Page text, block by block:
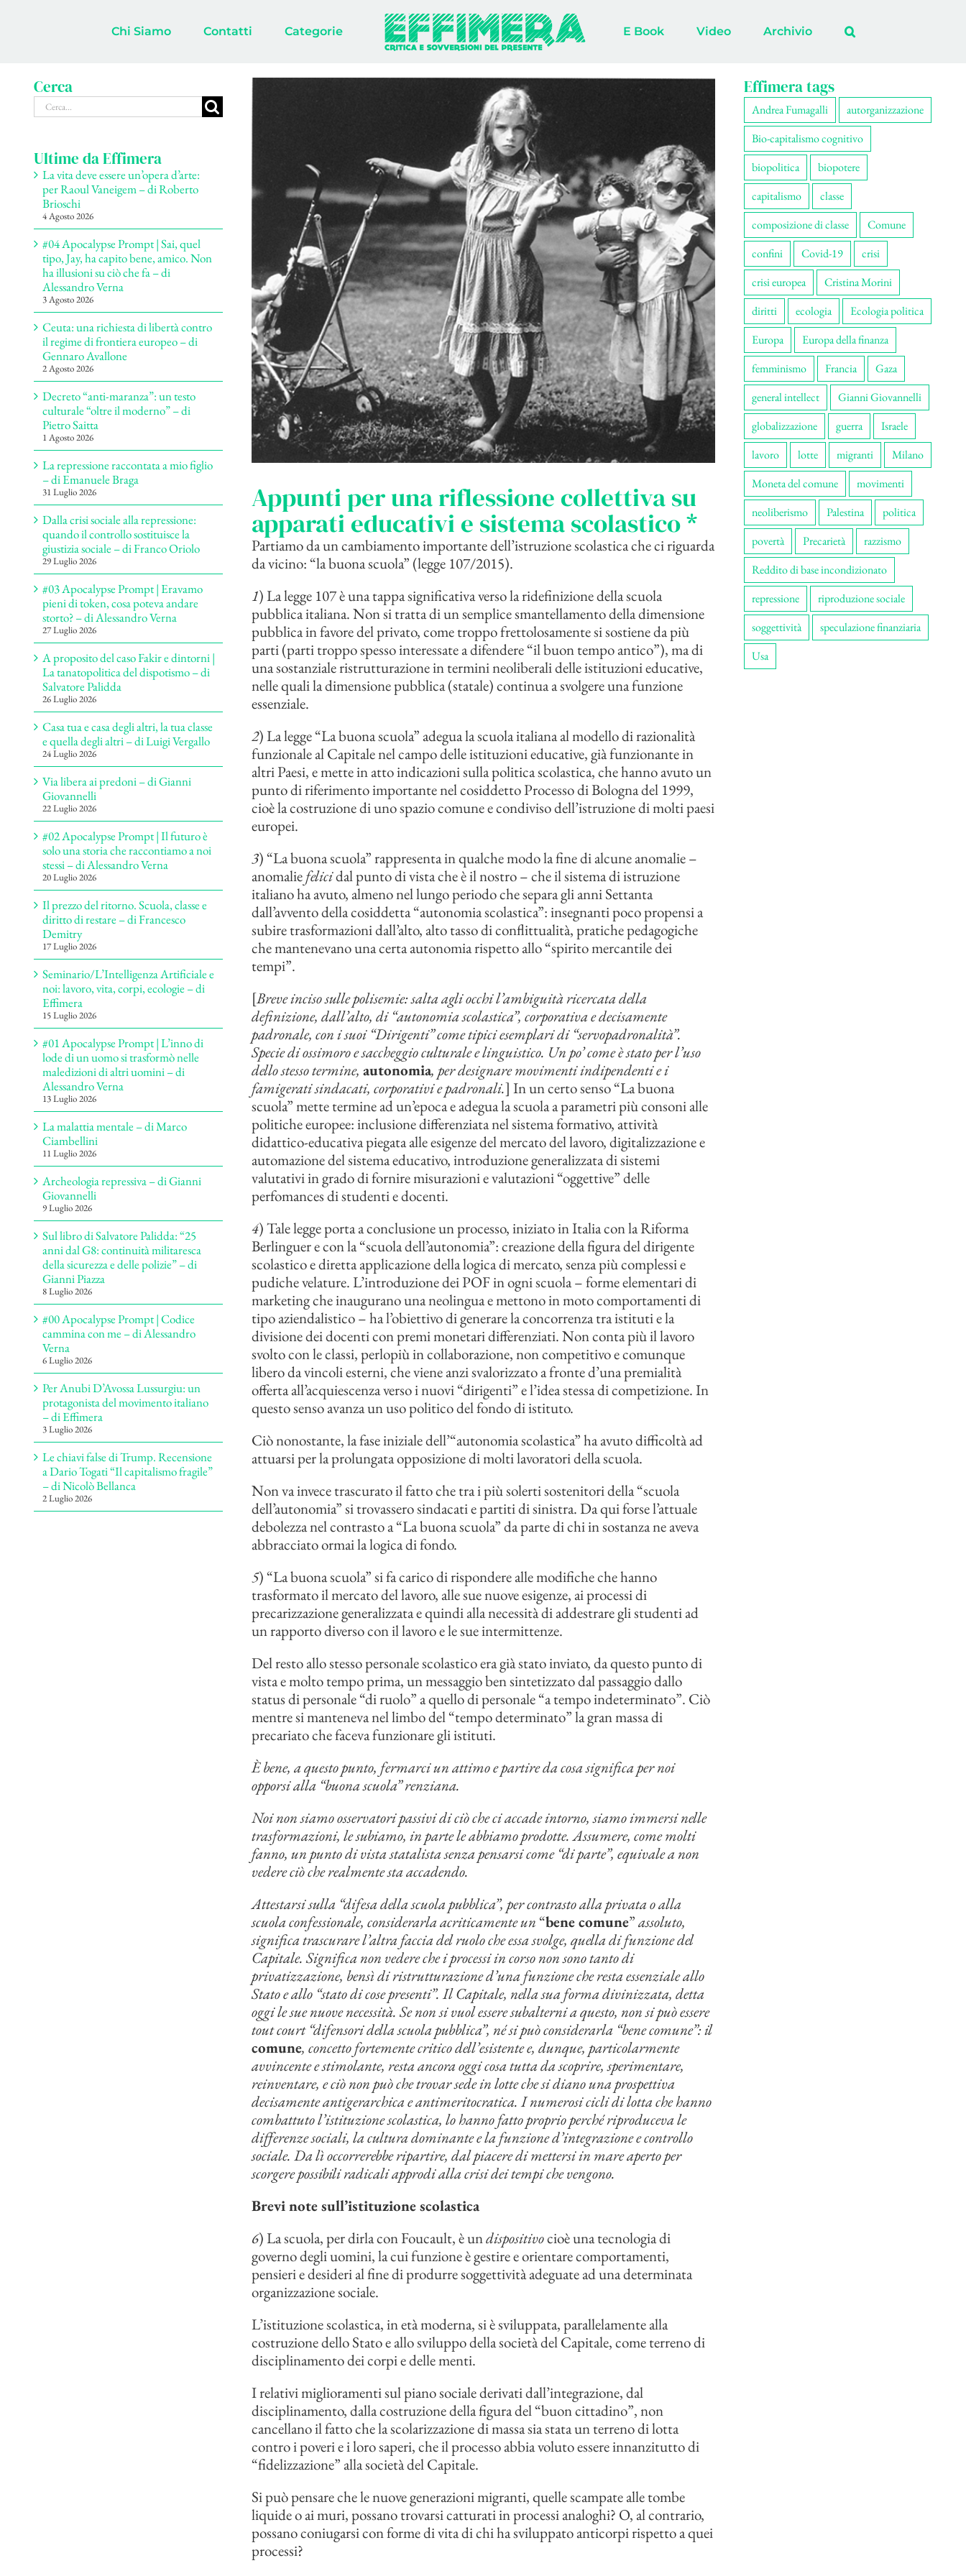
Chi Siamo Contatti Categorie E Book Video Archivio
Ingrandisci
Appunti per una riflessione collettiva su
apparati educativi e sistema scolastico *
Partiamo da un cambiamento importante dell’istruzione scolastica che ci riguarda
da vicino: “la buona scuola” (legge 107/2015).
1) La legge 107 è una tappa significativa verso la ridefinizione della scuola
pubblica italiana. Non si tratta di un semplice smantellamento della dimensione
pubblica in favore del privato, come troppo frettolosamente si sostiene da più
parti (parti troppo spesso interessate a difendere “il buon tempo antico”), ma di
una sostanziale ristrutturazione in termini neoliberali delle istituzioni educative,
nelle quali la dimensione pubblica (statale) continua a svolgere una funzione
essenziale.
2) La legge “La buona scuola” adegua la scuola italiana al modello di razionalità
funzionale al Capitale nel campo delle istituzioni educative, già funzionante in
altri Paesi, e mette in atto indicazioni sulla politica scolastica, che hanno avuto un
punto di riferimento importante nel cosiddetto Processo di Bologna del 1999,
cioè la costruzione di uno spazio comune e condiviso dell’istruzione di molti paesi
europei.
3) “La buona scuola” rappresenta in qualche modo la fine di alcune anomalie –
anomaliefelicidal punto di vista che è il nostro – che il sistema di istruzione
italiano ha avuto, almeno nel lungo periodo che separa gli anni Settanta
dall’avvento della cosiddetta “autonomia scolastica”: insegnanti poco propensi a
subire trasformazioni dall’alto, alto tasso di conflittualità, pratiche pedagogiche
che mantenevano una certa autonomia rispetto allo “spirito mercantile dei
tempi”.
[Breve inciso sulle polisemie: salta agli occhi l’ambiguità ricercata della
definizione, dall’alto, di “autonomia scolastica”, corporativa e decisamente
padronale, con i suoi “Dirigenti” come tipici esemplari di “servopadronalità”.
Specie di ossimoro e saccheggio culturale e linguistico. Un po’ come è stato per l’uso
dello stesso termine, autonomia, per designare movimenti indipendenti e i
famigerati sindacati, corporativi e padronali.] In un certo senso “La buona
scuola” mette termine ad un’epoca e adegua la scuola a parametri più consoni alle
politiche europee: inclusione differenziata nel sistema formativo, attività
didattico-educativa piegata alle esigenze del mercato del lavoro, digitalizzazione e
automazione del sistema educativo, introduzione generalizzata di sistemi
valutativi in grado di fornire misurazioni e valutazioni “oggettive” delle
perfomances di studenti e docenti.
4) Tale legge porta a conclusione un processo, iniziato in Italia con la Riforma
Berlinguer e con la “scuola dell’autonomia”: creazione della figura del dirigente
scolastico e diretta applicazione della logica di mercato, senza più complessi e
pudiche velature. L’introduzione dei POF in ogni scuola – forme elementari di
marketing che inaugurano una neolingua e mettono in moto comportamenti di
tipo aziendalistico – ha l’obiettivo di generare la concorrenza tra istituti e la
divisione dei docenti con premi monetari differenziati. Non conta più il lavoro
svolto con le classi, perlopiù in collaborazione, non competitivo e comunque
libero da vincoli esterni, che viene anzi svalorizzato a fronte d’una premialità
offerta all’acquiescenza verso i nuovi “dirigenti” e l’idea stessa di competizione. In
questo senso avanza un uso politico del fondo di istituto.
Ciò nonostante, la fase iniziale dell’“autonomia scolastica” ha avuto difficoltà ad
attuarsi per la prolungata opposizione di molti lavoratori della scuola.
Non va invece trascurato il fatto che tra i più solerti sostenitori della “scuola
dell’autonomia” si trovassero sindacati e partiti di sinistra. Da qui forse l’attuale
debolezza nel contrasto a “La buona scuola” da parte di chi in sostanza ne aveva
abbracciato ormai la logica di fondo.
5) “La buona scuola” si fa carico di rispondere alle modifiche che hanno
trasformato il mercato del lavoro, alle sue nuove esigenze, ai processi di
precarizzazione generalizzata e quindi alla necessità di addestrare gli studenti ad
un rapporto diverso con il lavoro e le sue intermittenze.
Del resto allo stesso personale scolastico era già stato inviato, da questo punto di
vista e molto tempo prima, un messaggio ben sintetizzato dal passaggio dallo
status di personale “di ruolo” a quello di personale “a tempo indeterminato”. Ciò
mentre si manteneva nel limbo del “tempo determinato” la gran massa di
precariato che faceva funzionare gli istituti.
È bene, a questo punto, fermarci un attimo e partire da cosa significa per noi
opporsi alla “buona scuola” renziana.
Noi non siamo osservatori passivi di ciò che ci accade intorno, siamo immersi nelle
trasformazioni, le subiamo, in parte le abbiamo prodotte. Assumere, come molti
fanno, un punto di vista statalista senza pensarsi come “di parte”, equivale a non
vedere ciò che realmente sta accadendo.
Attestarsi sulla “difesa della scuola pubblica”, per contrasto alla privata o alla
scuola confessionale, considerarla acriticamente un “bene comune”assoluto,
significa trascurare l’altra faccia del ruolo che essa svolge, quella di funzione del
Capitale. Significa non vedere che i processi in corso non sono tanto di
privatizzazione, bensì di ristrutturazione d’una funzione che resta essenziale allo
Stato e allo “stato di cose presenti”. Il Capitale, nella sua forma divinizzata, detta
oggi le sue nuove necessità. Se non si vuol essere subalterni a questo, non si può essere
tout court “difensori della scuola pubblica”, né si può considerarla “bene comune”: il
comune, concetto fortemente critico dell’esistente e, dunque, particolarmente
avvincente e stimolante, resta ancora oggi cosa tutta da scoprire, sperimentare,
reinventare, e ciò non può che trovar sede in lotte che si diano una prospettiva
decisamente antigerarchica e antimeritocratica. I numerosi cicli di lotta che hanno
combattuto l’istituzione scolastica, lo hanno fatto proprio perché riproduceva le
differenze sociali, la cultura dominante e la funzione d’integrazione e controllo
sociale. Da lì occorrerebbe ripartire, dal piacere di mettersi in mare aperto per
scorgere possibili radicali approdi alla crisi dei tempi che vengono.
Brevi note sull’istituzione scolastica
6) La scuola, per dirla con Foucault, è undispositivocioè una tecnologia di
governo degli uomini, la cui funzione è gestire e orientare comportamenti,
pensieri e desideri al fine di produrre soggettività adeguate ad una determinata
organizzazione sociale.
L’istituzione scolastica, in età moderna, si è sviluppata, parallelamente alla
costruzione dello Stato e allo sviluppo della società del Capitale, come terreno di
disciplinamento dei corpi e delle menti.
I relativi miglioramenti sul piano sociale derivati dall’integrazione, dal
disciplinamento, dalla costruzione della figura del “buon cittadino”, non
cancellano il fatto che la scolarizzazione di massa sia stata un terreno di lotta
contro i poveri e i loro saperi, che il processo abbia voluto essere innanzitutto di
“fidelizzazione” alla società del Capitale.
Si può pensare che le nuove generazioni migranti, quelle scampate alle tombe
liquide o ai muri, possano trovarsi catturati in processi analoghi? O, al contrario,
possano coniugarsi con forme di vita di chi ha sviluppato anticorpi rispetto a quei
processi?
Cerca
Cerca
per:
Ultime da Effimera
La vita deve essere un’opera d’arte:
per Raoul Vaneigem – di Roberto
Brioschi
4 Agosto 2026
#04 Apocalypse Prompt | Sai, quel
tipo, Jay, ha capito bene, amico. Non
ha illusioni su ciò che fa – di
Alessandro Verna
3 Agosto 2026
Ceuta: una richiesta di libertà contro
il regime di frontiera europeo – di
Gennaro Avallone
2 Agosto 2026
Decreto “anti-maranza”: un testo
culturale “oltre il moderno” – di
Pietro Saitta
1 Agosto 2026
La repressione raccontata a mio figlio
– di Emanuele Braga
31 Luglio 2026
Dalla crisi sociale alla repressione:
quando il controllo sostituisce la
giustizia sociale – di Franco Oriolo
29 Luglio 2026
#03 Apocalypse Prompt | Eravamo
pieni di token, cosa poteva andare
storto? – di Alessandro Verna
27 Luglio 2026
A proposito del caso Fakir e dintorni |
La tanatopolitica del dispotismo – di
Salvatore Palidda
26 Luglio 2026
Casa tua e casa degli altri, la tua classe
e quella degli altri – di Luigi Vergallo
24 Luglio 2026
Via libera ai predoni – di Gianni
Giovannelli
22 Luglio 2026
#02 Apocalypse Prompt | Il futuro è
solo una storia che raccontiamo a noi
stessi – di Alessandro Verna
20 Luglio 2026
Il prezzo del ritorno. Scuola, classe e
diritto di restare – di Francesco
Demitry
17 Luglio 2026
Seminario/L’Intelligenza Artificiale e
noi: lavoro, vita, corpi, ecologie – di
Effimera
15 Luglio 2026
#01 Apocalypse Prompt | L’inno di
lode di un uomo si trasformò nelle
maledizioni di altri uomini – di
Alessandro Verna
13 Luglio 2026
La malattia mentale – di Marco
Ciambellini
11 Luglio 2026
Archeologia repressiva – di Gianni
Giovannelli
9 Luglio 2026
Sul libro di Salvatore Palidda: “25
anni dal G8: continuità militaresca
della sicurezza e delle polizie” – di
Gianni Piazza
8 Luglio 2026
#00 Apocalypse Prompt | Codice
cammina con me – di Alessandro
Verna
6 Luglio 2026
Per Anubi D’Avossa Lussurgiu: un
protagonista del movimento italiano
– di Effimera
3 Luglio 2026
Le chiavi false di Trump. Recensione
a Dario Togati “Il capitalismo fragile”
– di Nicolò Bellanca
2 Luglio 2026
Effimera tags
Andrea Fumagalli
autorganizzazione
Bio-capitalismo cognitivo
biopolitica
biopotere
capitalismo
classe
composizione di classe
Comune
confini
Covid-19
crisi
crisi europea
Cristina Morini
diritti
ecologia
Ecologia politica
Europa
Europa della finanza
femminismo
Francia
Gaza
general intellect
Gianni Giovannelli
globalizzazione
guerra
Israele
lavoro
lotte migranti
Milano
Moneta del comune
movimenti
neoliberismo
Palestina
politica
povertà
Precarietà
razzismo
Reddito di base incondizionato
repressione
riproduzione sociale
soggettività
speculazione finanziaria
Usa